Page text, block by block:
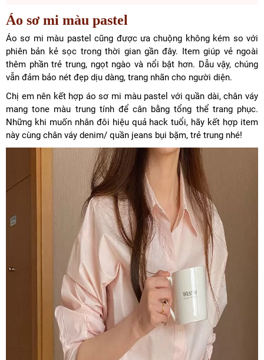
Áo sơ mi màu pastel
Áo sơ mi màu pastel cũng được ưa chuộng không kém so với
phiên bản kẻ sọc trong thời gian gần đây. Item giúp vẻ ngoài
thêm phần trẻ trung, ngọt ngào và nổi bật hơn. Dẫu vậy, chúng
vẫn đảm bảo nét đẹp dịu dàng, trang nhãn cho người diện.
Chị em nên kết hợp áo sơ mi màu pastel với quần dài, chân váy
mang tone màu trung tính để cân bằng tổng thể trang phục.
Những khi muốn nhân đôi hiệu quả hack tuổi, hãy kết hợp item
này cùng chân váy denim/ quần jeans bụi bặm, trẻ trung nhé!